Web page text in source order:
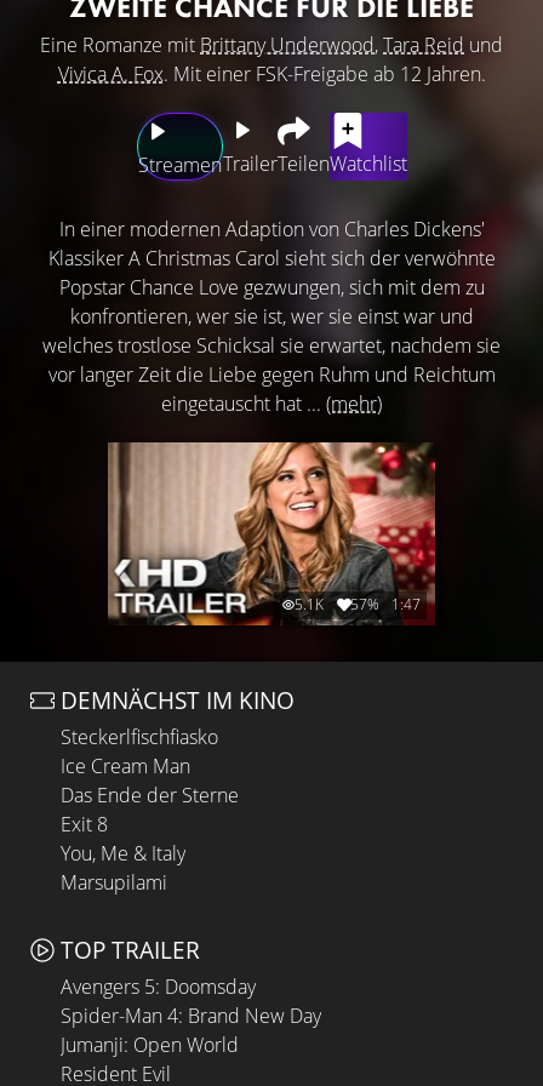
Eine Romanze mit Brittany Underwood,Tara Reid und
Vivica A. Fox. Mit einer FSK-Freigabe ab 12 Jahren.
StreamenTrailerTeilenWatchlist
In einer modernen Adaption von Charles Dickens'
Klassiker A Christmas Carol sieht sich der verwöhnte
Popstar Chance Love gezwungen, sich mit dem zu
konfrontieren, wer sie ist, wer sie einst war und
welches trostlose Schicksal sie erwartet, nachdem sie
vor langer Zeit die Liebe gegen Ruhm und Reichtum
eingetauscht hat ... (mehr)
5.1K 57% 1:47
DEMNÄCHST IM KINO
Steckerlfischfiasko
Ice Cream Man
Das Ende der Sterne
Exit 8
You, Me & Italy
Marsupilami
TOP TRAILER
Avengers 5: Doomsday
Spider-Man 4: Brand New Day
Jumanji: Open World
Resident Evil